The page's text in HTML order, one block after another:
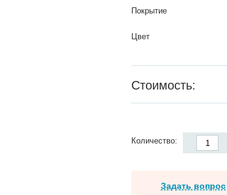
Покрытие
Цвет
Стоимость:
Количество:
Задать вопрос